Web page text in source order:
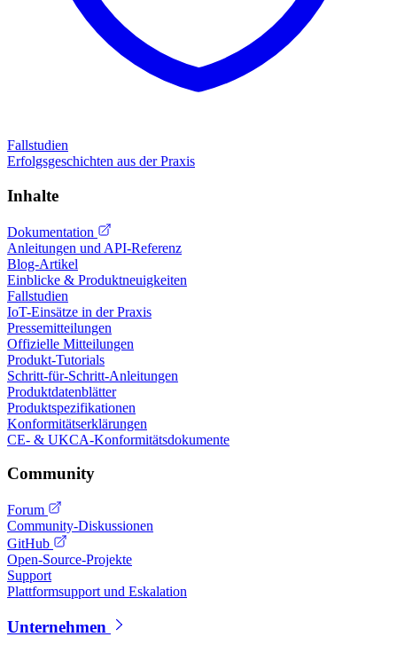
Fallstudien
Erfolgsgeschichten aus der Praxis
Inhalte
Dokumentation
Anleitungen und API-Referenz
Blog-Artikel
Einblicke & Produktneuigkeiten
Fallstudien
IoT-Einsätze in der Praxis
Pressemitteilungen
Offizielle Mitteilungen
Produkt-Tutorials
Schritt-für-Schritt-Anleitungen
Produktdatenblätter
Produktspezifikationen
Konformitätserklärungen
CE- & UKCA-Konformitätsdokumente
Community
Forum
Community-Diskussionen
GitHub
Open-Source-Projekte
Support
Plattformsupport und Eskalation
Unternehmen